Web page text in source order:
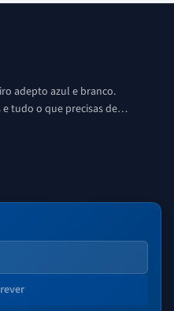
adepto azul e branco.
tudo o que precisas de
é aqui!